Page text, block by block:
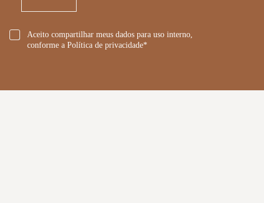
*
Aceito compartilhar meus dados para uso interno,
conforme a Política de privacidade*